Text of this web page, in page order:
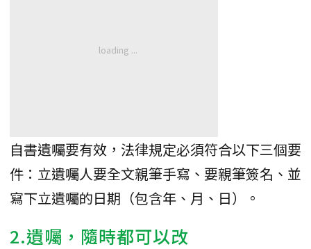
自書遺囑要有效，法律規定必須符合以下三個要
件：立遺囑人要全文親筆手寫、要親筆簽名、並
寫下立遺囑的日期（包含年、月、日）。
2.遺囑，隨時都可以改